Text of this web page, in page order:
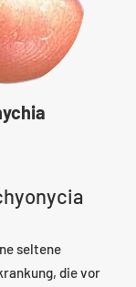
seltene
die vor